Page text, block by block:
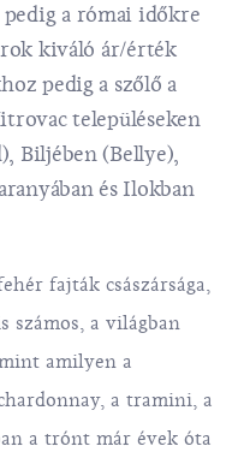
pedig a római időkre
kiváló ár/érték
pedig a szőlő a
településeken
Biljében (Bellye),
és Ilokban
fajták császársága,
számos, a világban
amilyen a
a tramini, a
a trónt már évek óta